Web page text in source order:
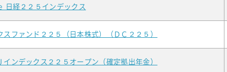
日経２２５インデックス
スファンド２２５（日本株式）（ＤＣ２２５）
インデックス２２５オープン（確定拠出年金）